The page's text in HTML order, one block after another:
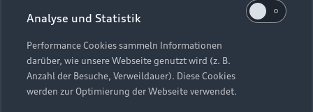
Vertrag widerrufen
Newsletter
Hinweis: Die aktuelle Darstellung und Anordnung der
Embleme am Fahrzeug bei allen Abbildungen auf dieser
Webseite kann abweichen.
Analyse und Statistik
Performance Cookies sammeln Informationen
darüber, wie unsere Webseite genutzt wird (z. B.
Anzahl der Besuche, Verweildauer). Diese Cookies
werden zur Optimierung der Webseite verwendet.